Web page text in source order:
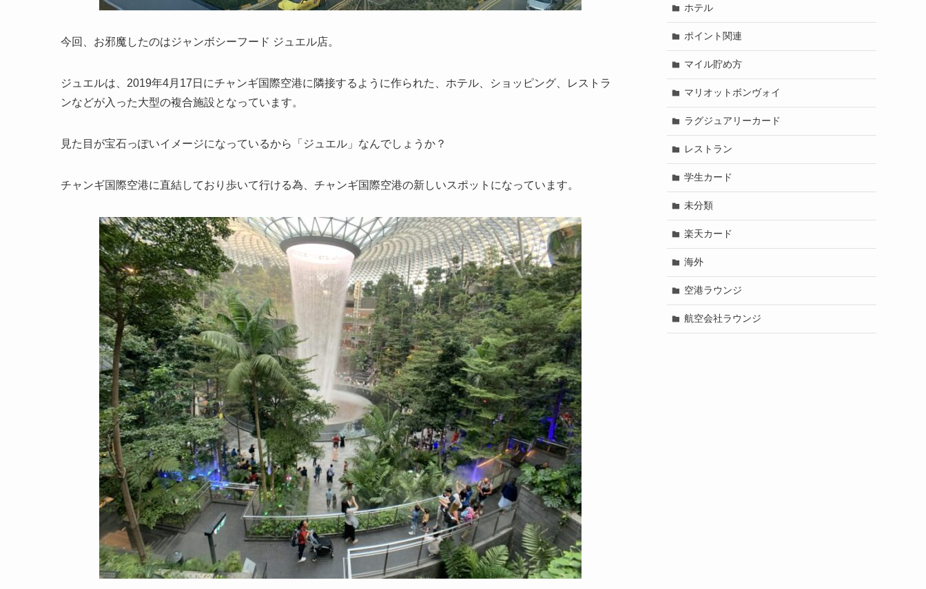
今回、お邪魔したのはジャンボシーフード ジュエル店。
ジュエルは、2019年4月17日にチャンギ国際空港に隣接するように作られた、ホテル、ショッピング、レストラ
ンなどが入った大型の複合施設となっています。
見た目が宝石っぽいイメージになっているから「ジュエル」なんでしょうか？
チャンギ国際空港に直結しており歩いて行ける為、チャンギ国際空港の新しいスポットになっています。
ホテル
ポイント関連
マイル貯め方
マリオットボンヴォイ
ラグジュアリーカード
レストラン
学生カード
未分類
楽天カード
海外
空港ラウンジ
航空会社ラウンジ